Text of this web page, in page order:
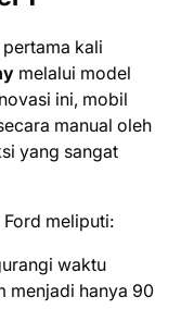
kali
melalui model
ini, mobil
manual oleh
yang sangat
meliputi:
waktu
menjadi hanya 90